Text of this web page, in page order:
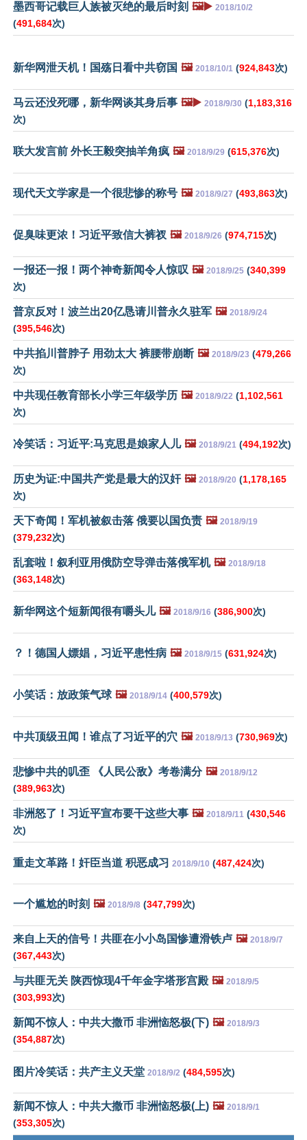
墨西哥记载巨人族被灭绝的最后时刻 🖼️▶️ 2018/10/2
(491,684次)
新华网泄天机！国殇日看中共窃国 🖼️ 2018/10/1 (924,843次)
马云还没死哪，新华网谈其身后事 🖼️▶️ 2018/9/30 (1,183,316
次)
联大发言前 外长王毅突抽羊角疯 🖼️ 2018/9/29 (615,376次)
现代天文学家是一个很悲惨的称号 🖼️ 2018/9/27 (493,863次)
促臭味更浓！习近平致信大裤衩 🖼️ 2018/9/26 (974,715次)
一报还一报！两个神奇新闻令人惊叹 🖼️ 2018/9/25 (340,399
次)
普京反对！波兰出20亿恳请川普永久驻军 🖼️ 2018/9/24
(395,546次)
中共掐川普脖子 用劲太大 裤腰带崩断 🖼️ 2018/9/23 (479,266
次)
中共现任教育部长小学三年级学历 🖼️ 2018/9/22 (1,102,561
次)
冷笑话：习近平:马克思是娘家人儿 🖼️ 2018/9/21 (494,192次)
历史为证:中国共产党是最大的汉奸 🖼️ 2018/9/20 (1,178,165
次)
天下奇闻！军机被叙击落 俄要以国负责 🖼️ 2018/9/19
(379,232次)
乱套啦！叙利亚用俄防空导弹击落俄军机 🖼️ 2018/9/18
(363,148次)
新华网这个短新闻很有嚼头儿 🖼️ 2018/9/16 (386,900次)
？！德国人嫖娼，习近平患性病 🖼️ 2018/9/15 (631,924次)
小笑话：放政策气球 🖼️ 2018/9/14 (400,579次)
中共顶级丑闻！谁点了习近平的穴 🖼️ 2018/9/13 (730,969次)
悲惨中共的叽歪 《人民公敌》考卷满分 🖼️ 2018/9/12
(389,963次)
非洲怒了！习近平宣布要干这些大事 🖼️ 2018/9/11 (430,546
次)
重走文革路！奸臣当道 积恶成习 2018/9/10 (487,424次)
一个尴尬的时刻 🖼️ 2018/9/8 (347,799次)
来自上天的信号！共匪在小小岛国惨遭滑铁卢 🖼️ 2018/9/7
(367,443次)
与共匪无关 陕西惊现4千年金字塔形宫殿 🖼️ 2018/9/5
(303,993次)
新闻不惊人：中共大撒币 非洲恼怒极(下) 🖼️ 2018/9/3
(354,887次)
图片冷笑话：共产主义天堂 2018/9/2 (484,595次)
新闻不惊人：中共大撒币 非洲恼怒极(上) 🖼️ 2018/9/1
(353,305次)